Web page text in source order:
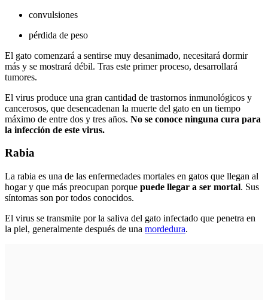
convulsiones
pérdida de peso
El gato comenzará a sentirse muy desanimado, necesitará dormir
más y se mostrará débil. Tras este primer proceso, desarrollará
tumores.
El virus produce una gran cantidad de trastornos inmunológicos y
cancerosos, que desencadenan la muerte del gato en un tiempo
máximo de entre dos y tres años. No se conoce ninguna cura para
la infección de este virus.
Rabia
La rabia es una de las enfermedades mortales en gatos que llegan al
hogar y que más preocupan porque puede llegar a ser mortal. Sus
síntomas son por todos conocidos.
El virus se transmite por la saliva del gato infectado que penetra en
la piel, generalmente después de una mordedura.